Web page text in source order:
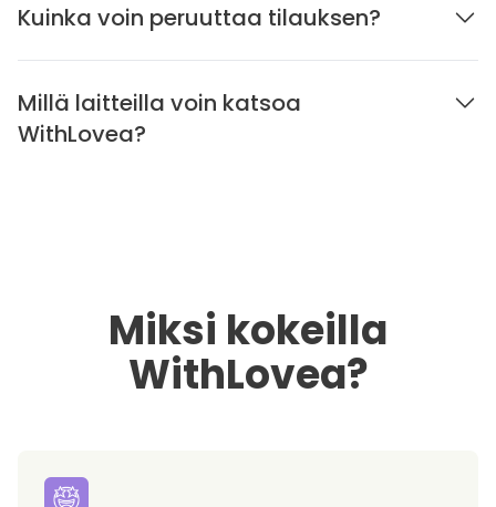
Kuinka voin peruuttaa tilauksen?
Millä laitteilla voin katsoa
WithLovea?
Miksi kokeilla
WithLovea?